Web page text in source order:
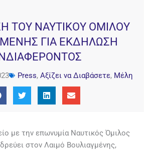
ΤΟΥ ΝΑΥΤΙΚΟΥ ΟΜΙΛΟΥ
ΓΙΑ ΕΚΔΗΛΩΣΗ
Press, Αξίζει να Διαβάσετε, Μέλη
με την επωνυμία Ναυτικός Όμιλος
στον Λαιμό Βουλιαγμένης,